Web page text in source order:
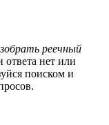
реечный
ответа нет или
поиском и